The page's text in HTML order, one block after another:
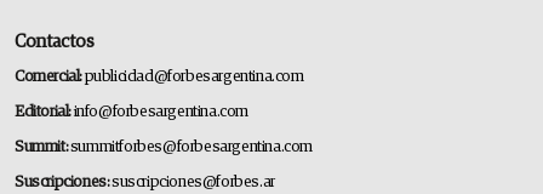
Contactos
Comercial:publicidad@forbesargentina.com
Editorial:info@forbesargentina.com
Summit:summitforbes@forbesargentina.com
Suscripciones:suscripciones@forbes.ar